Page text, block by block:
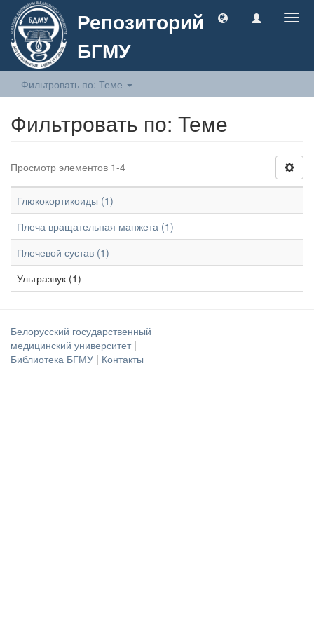
Репозиторий
БГМУ
Фильтровать по: Теме
Фильтровать по: Теме
Просмотр элементов 1-4
Глюкокортикоиды (1)
Плеча вращательная манжета (1)
Плечевой сустав (1)
Ультразвук (1)
Белорусский государственный
медицинский университет |
Библиотека БГМУ | Контакты